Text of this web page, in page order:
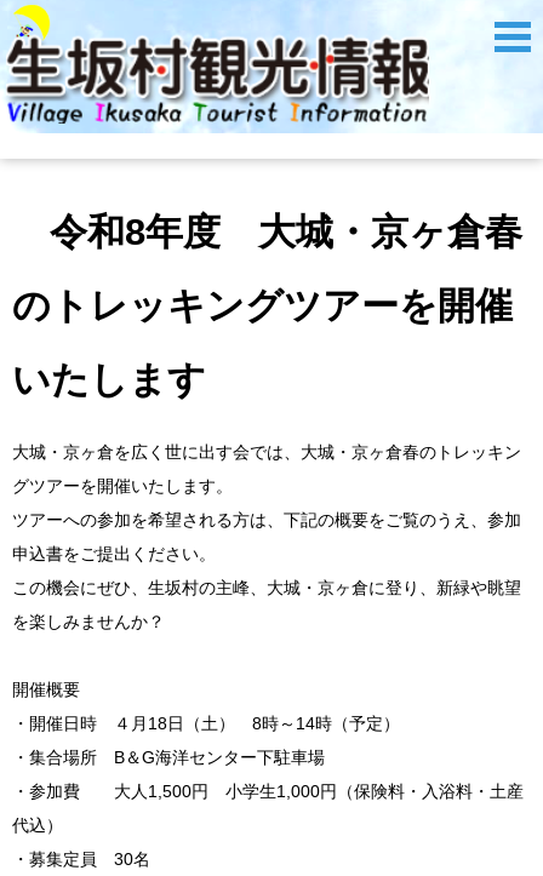
令和8年度 大城・京ヶ倉春
のトレッキングツアーを開催
いたします
大城・京ヶ倉を広く世に出す会では、大城・京ヶ倉春のトレッキン
グツアーを開催いたします。
ツアーへの参加を希望される方は、下記の概要をご覧のうえ、参加
申込書をご提出ください。
この機会にぜひ、生坂村の主峰、大城・京ヶ倉に登り、新緑や眺望
を楽しみませんか？
開催概要
・開催日時 ４月18日（土） 8時～14時（予定）
・集合場所 B＆G海洋センター下駐車場
・参加費 大人1,500円 小学生1,000円（保険料・入浴料・土産
代込）
・募集定員 30名